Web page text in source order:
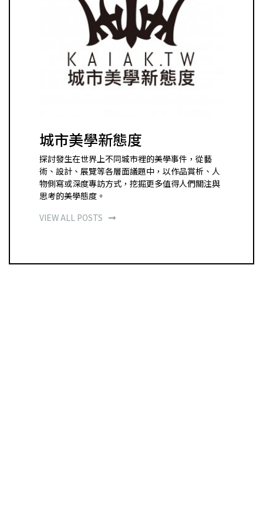
城市美學新態度
探討發生在世界上不同城市裡的美學事件，從藝
術、設計、展覽等各層面議題中，以作品賞析、人
物側寫或深度專訪方式，挖掘更多值得人們關注與
思考的美學態度。
VIEW ALL POSTS